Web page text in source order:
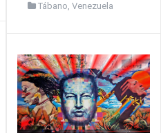
Tábano, Venezuela